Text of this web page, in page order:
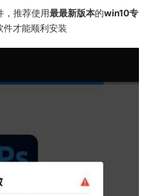
，推荐使用最最新版本的win10专
件才能顺利安装